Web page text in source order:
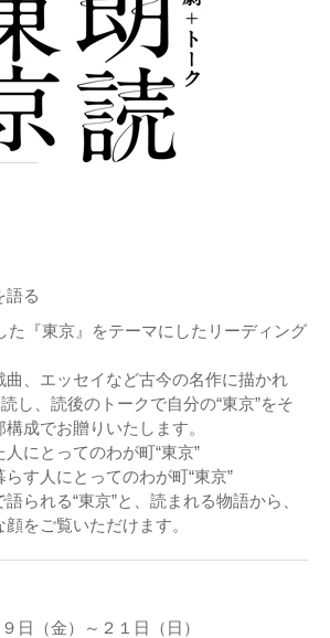
る
た『東京』をテーマにしたリーディング
曲、エッセイなど古今の名作に描かれ
し、読後のトークで自分の“東京”をそ
成でお贈りいたします。
にとってのわが町“東京”
す人にとってのわが町“東京”
られる“東京”と、読まれる物語から、
をご覧いただけます。
日（金）～２１日（日）